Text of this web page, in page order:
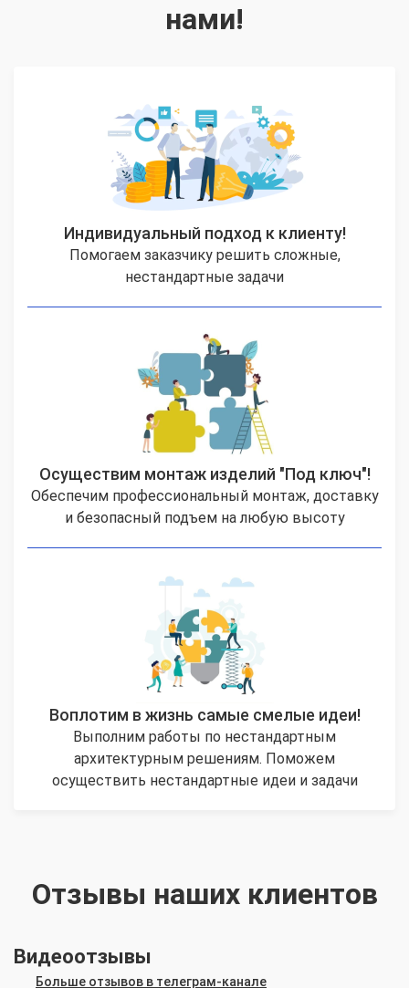
нами!
Индивидуальный подход к клиенту!
Помогаем заказчику решить сложные,
нестандартные задачи
Осуществим монтаж изделий "Под ключ"!
Обеспечим профессиональный монтаж, доставку
и безопасный подъем на любую высоту
Воплотим в жизнь самые смелые идеи!
Выполним работы по нестандартным
архитектурным решениям. Поможем
осуществить нестандартные идеи и задачи
Отзывы наших клиентов
Видеоотзывы
Больше отзывов в телеграм-канале